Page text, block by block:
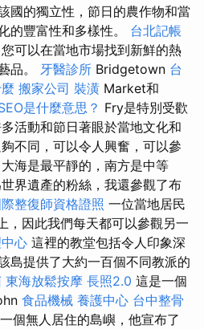
國的獨立性，節日的農作物和當
的豐富性和多樣性。 台北記帳
可以在當地市場找到新鮮的熱
品。 牙醫診所 Bridgetown 台
搬家公司 裝潢 Market和
是什麼意思？ Fry是特別受歡
活動和節日著眼於當地文化和
不同，可以令人興奮，可以參
海是最平靜的，南方是中等
界遺產的粉絲，我還參觀了布
整復師資格證照 一位當地居民
，因此我們每天都可以參觀另一
心 這裡的教堂包括令人印象深
島提供了大約一百個不同教派的
東海放鬆按摩 長照2.0 這是一個
食品機械 養護中心 台中整骨
個無人居住的島嶼，他宣布了